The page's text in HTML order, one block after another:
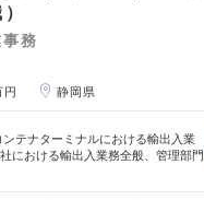
務
円 静岡県
ンテナターミナルにおける輸出入業
における輸出入業務全般、管理部門